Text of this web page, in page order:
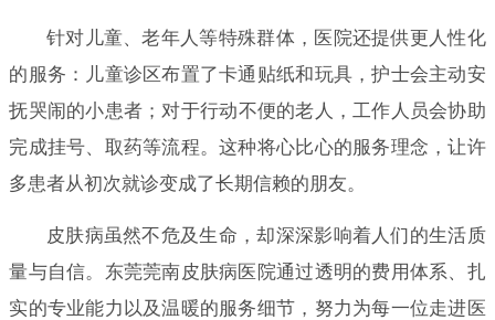
针对儿童、老年人等特殊群体，医院还提供更人性化
的服务：儿童诊区布置了卡通贴纸和玩具，护士会主动安
抚哭闹的小患者；对于行动不便的老人，工作人员会协助
完成挂号、取药等流程。这种将心比心的服务理念，让许
多患者从初次就诊变成了长期信赖的朋友。
皮肤病虽然不危及生命，却深深影响着人们的生活质
量与自信。东莞莞南皮肤病医院通过透明的费用体系、扎
实的专业能力以及温暖的服务细节，努力为每一位走进医